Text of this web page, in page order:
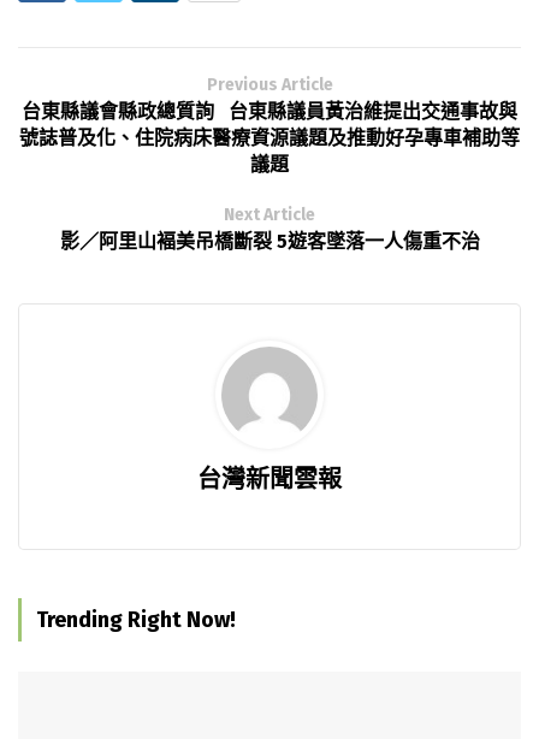
Previous Article
台東縣議會縣政總質詢 台東縣議員黃治維提出交通事故與
號誌普及化、住院病床醫療資源議題及推動好孕專車補助等
議題
Next Article
影／阿里山褔美吊橋斷裂 5遊客墜落一人傷重不治
台灣新聞雲報
Trending Right Now!